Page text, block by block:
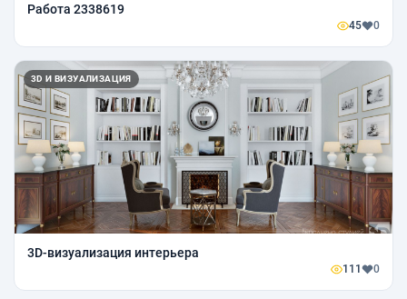
Работа 2338619
45 0
3D И ВИЗУАЛИЗАЦИЯ
3D-визуализация интерьера
111 0